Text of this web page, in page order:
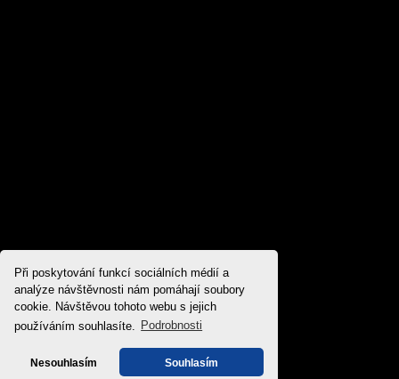
Při poskytování funkcí sociálních médií a
analýze návštěvnosti nám pomáhají soubory
cookie. Návštěvou tohoto webu s jejich
používáním souhlasíte.
Podrobnosti
Nesouhlasím Souhlasím